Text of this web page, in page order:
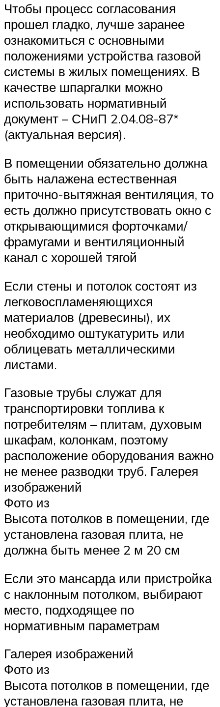
Чтобы процесс согласования
прошел гладко, лучше заранее
ознакомиться с основными
положениями устройства газовой
системы в жилых помещениях. В
качестве шпаргалки можно
использовать нормативный
документ – СНиП 2.04.08-87*
(актуальная версия).
В помещении обязательно должна
быть налажена естественная
приточно-вытяжная вентиляция, то
есть должно присутствовать окно с
открывающимися форточками/
фрамугами и вентиляционный
канал с хорошей тягой
Если стены и потолок состоят из
легковоспламеняющихся
материалов (древесины), их
необходимо оштукатурить или
облицевать металлическими
листами.
Газовые трубы служат для
транспортировки топлива к
потребителям – плитам, духовым
шкафам, колонкам, поэтому
расположение оборудования важно
не менее разводки труб. Галерея
изображений
Фото из
Высота потолков в помещении, где
установлена газовая плита, не
должна быть менее 2 м 20 см
Если это мансарда или пристройка
с наклонным потолком, выбирают
место, подходящее по
нормативным параметрам
Галерея изображений
Фото из
Высота потолков в помещении, где
установлена газовая плита, не